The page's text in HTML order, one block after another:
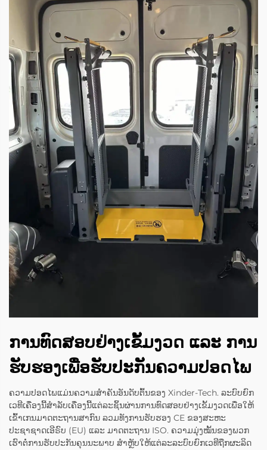
ການທົດສອບຢ່າງເຂັ້ມງວດ ແລະ ການ
ຮັບຮອງເພື່ອຮັບປະກັນຄວາມປອດໄພ
ຄວາມປອດໄພແມ່ນຄວາມສຳຄັນອັນດັບຕົ້ນຂອງ Xinder-Tech. ລະບົບຍົກ
ເວທີເຄື່ອງນີ້ສຳລັບເຄື່ອງນີ້ແຕ່ລະຊິ້ນຜ່ານການທົດສອບຢ່າງເຂັ້ມງວດເພື່ອໃຫ້
ເຂົ້າເກນມາດຕະຖານສາກົນ ລວມທັງການຮັບຮອງ CE ຂອງສະຫະ
ປະຊາຊາດເອີຣົບ (EU) ແລະ ມາດຕະຖານ ISO. ຄວາມມຸ່ງໝັ້ນຂອງພວກ
ເຮົາຕໍ່ການຮັບປະກັນຄຸນນະພາບ ສຳຫຼັບໃຫ້ແຕ່ລະລະບົບຍົກເວທີຖືກຜະລິດ